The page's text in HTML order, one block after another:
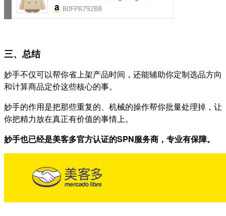
三、总结
妙手不仅可以帮你省上架产品时间，还能辅助你定制选品方向
和计算商品定价这些核心的事。
妙手的作用是把那些重复的、机械的操作帮你批量处理掉，让
你把精力放在真正有价值的事情上。
妙手也已经是美客多官方认证的SPN服务商，专业有保障。